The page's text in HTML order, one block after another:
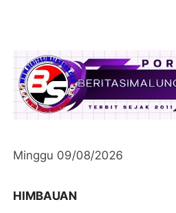
Minggu 09/08/2026
HIMBAUAN